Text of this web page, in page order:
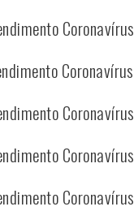
Coronavírus
Coronavírus
Coronavírus
Coronavírus
Coronavírus